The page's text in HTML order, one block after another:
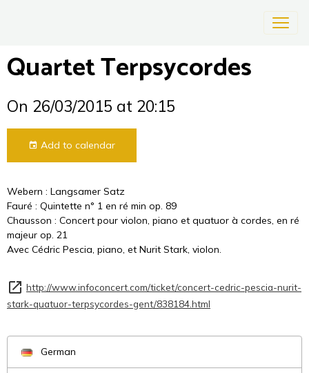
Quartet Terpsycordes
On 26/03/2015 at 20:15
Add to calendar
Webern : Langsamer Satz
Fauré : Quintette n° 1 en ré min op. 89
Chausson : Concert pour violon, piano et quatuor à cordes, en ré
majeur op. 21
Avec Cédric Pescia, piano, et Nurit Stark, violon.
http://www.infoconcert.com/ticket/concert-cedric-pescia-nurit-
stark-quatuor-terpsycordes-gent/838184.html
German